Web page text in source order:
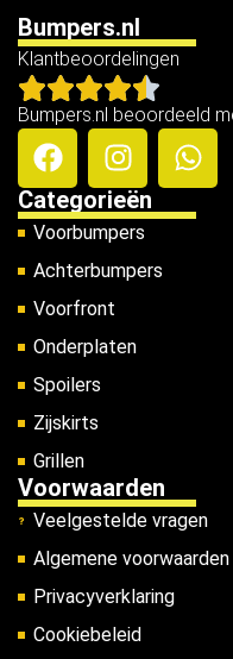
Bumpers.nl
Klantbeoordelingen
Bumpers.nl beoordeeld
Categorieën
Voorbumpers
Achterbumpers
Voorfront
Onderplaten
Spoilers
Zijskirts
Grillen
Voorwaarden
Veelgestelde vragen
Algemene voorwaarden
Privacyverklaring
Cookiebeleid